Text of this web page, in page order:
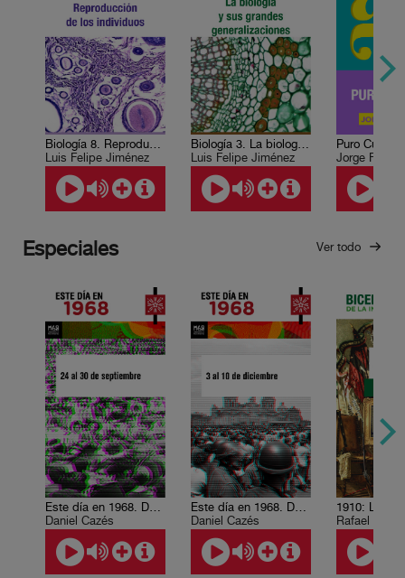
Biología 8. Reproducción de los individuos
Luis Felipe Jiménez
Biología 3. La biología y sus grandes generalizaciones
Luis Felipe Jiménez
Puro Cuento
Jorge F.
Especiales Ver todo
Este día en 1968. Del 24 al 30 de septiembre
Daniel Cazés
Este día en 1968. Del 3 al 10 de diciembre.
Daniel Cazés